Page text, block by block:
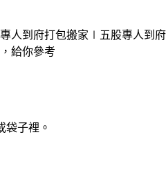
專人到府打包搬家 ∣五股專人到府
給你參考
子裡。